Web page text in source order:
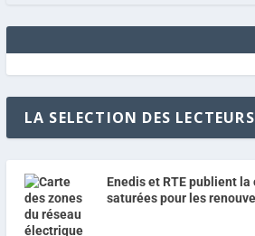
LA SELECTION DES LECTEURS
Enedis et RTE publient la
saturées pour les